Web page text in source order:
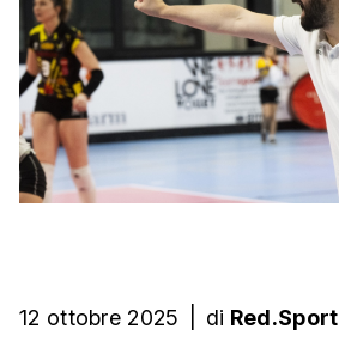
12 ottobre 2025 di Red.Sport